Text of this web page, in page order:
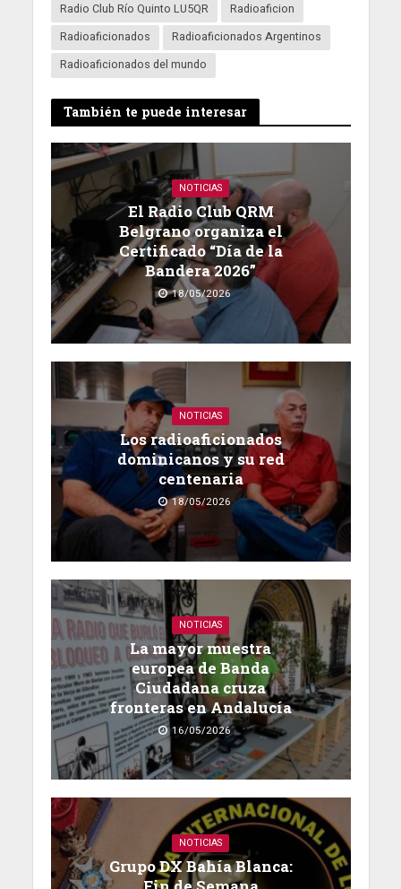
Radio Club Río Quinto LU5QR
Radioaficion
Radioaficionados
Radioaficionados Argentinos
Radioaficionados del mundo
También te puede interesar
NOTICIAS
El Radio Club QRM
Belgrano organiza el
Certificado “Día de la
Bandera 2026”
18/05/2026
NOTICIAS
Los radioaficionados
dominicanos y su red
centenaria
18/05/2026
NOTICIAS
La mayor muestra
europea de Banda
Ciudadana cruza
fronteras en Andalucía
16/05/2026
NOTICIAS
Grupo DX Bahía Blanca: